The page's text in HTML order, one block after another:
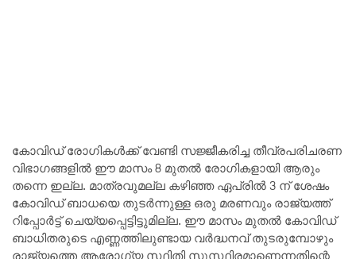
കോവിഡ് രോഗികൾക്ക് വേണ്ടി സജ്ജീകരിച്ച തീവ്രപരിചരണ
വിഭാഗങ്ങളിൽ ഈ മാസം 8 മുതൽ രോഗികളായി ആരും
തന്നെ ഇല്ല. മാത്രവുമല്ല കഴിഞ്ഞ ഏപ്രിൽ 3 ന് ശേഷം
കോവിഡ്‌ ബാധയെ തുടർന്നുള്ള ഒരു മരണവും രാജ്യത്ത്‌
റിപ്പോർട്ട്‌ ചെയ്യപ്പെട്ടിട്ടുമില്ല. ഈ മാസം മുതൽ കോവിഡ്‌
ബാധിതരുടെ എണ്ണത്തിലുണ്ടായ വർദ്ധനവ്‌ തുടരുമ്പോഴും